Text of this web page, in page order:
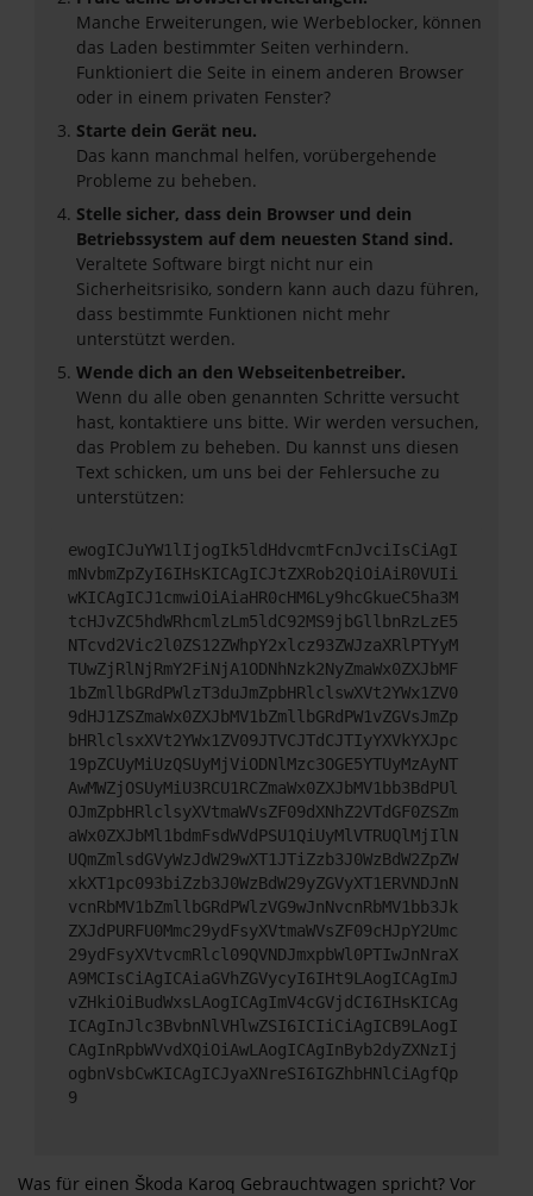
Manche Erweiterungen, wie Werbeblocker, können
das Laden bestimmter Seiten verhindern.
Funktioniert die Seite in einem anderen Browser
oder in einem privaten Fenster?
Starte dein Gerät neu.
Das kann manchmal helfen, vorübergehende
Probleme zu beheben.
Stelle sicher, dass dein Browser und dein
Betriebssystem auf dem neuesten Stand sind.
Veraltete Software birgt nicht nur ein
Sicherheitsrisiko, sondern kann auch dazu führen,
dass bestimmte Funktionen nicht mehr
unterstützt werden.
Wende dich an den Webseitenbetreiber.
Wenn du alle oben genannten Schritte versucht
hast, kontaktiere uns bitte. Wir werden versuchen,
das Problem zu beheben. Du kannst uns diesen
Text schicken, um uns bei der Fehlersuche zu
unterstützen:
ewogICJuYW1lIjogIk5ldHdvcmtFcnJvciIsCiAgI
mNvbmZpZyI6IHsKICAgICJtZXRob2QiOiAiR0VUIi
wKICAgICJ1cmwiOiAiaHR0cHM6Ly9hcGkueC5ha3M
tcHJvZC5hdWRhcmlzLm5ldC92MS9jbGllbnRzLzE5
NTcvd2Vic2l0ZS12ZWhpY2xlcz93ZWJzaXRlPTYyM
TUwZjRlNjRmY2FiNjA1ODNhNzk2NyZmaWx0ZXJbMF
1bZmllbGRdPWlzT3duJmZpbHRlclswXVt2YWx1ZV0
9dHJ1ZSZmaWx0ZXJbMV1bZmllbGRdPW1vZGVsJmZp
bHRlclsxXVt2YWx1ZV09JTVCJTdCJTIyYXVkYXJpc
19pZCUyMiUzQSUyMjViODNlMzc3OGE5YTUyMzAyNT
AwMWZjOSUyMiU3RCU1RCZmaWx0ZXJbMV1bb3BdPUl
OJmZpbHRlclsyXVtmaWVsZF09dXNhZ2VTdGF0ZSZm
aWx0ZXJbMl1bdmFsdWVdPSU1QiUyMlVTRUQlMjIlN
UQmZmlsdGVyWzJdW29wXT1JTiZzb3J0WzBdW2ZpZW
xkXT1pc093biZzb3J0WzBdW29yZGVyXT1ERVNDJnN
vcnRbMV1bZmllbGRdPWlzVG9wJnNvcnRbMV1bb3Jk
ZXJdPURFU0Mmc29ydFsyXVtmaWVsZF09cHJpY2Umc
29ydFsyXVtvcmRlcl09QVNDJmxpbWl0PTIwJnNraX
A9MCIsCiAgICAiaGVhZGVycyI6IHt9LAogICAgImJ
vZHkiOiBudWxsLAogICAgImV4cGVjdCI6IHsKICAg
ICAgInJlc3BvbnNlVHlwZSI6ICIiCiAgICB9LAogI
CAgInRpbWVvdXQiOiAwLAogICAgInByb2dyZXNzIj
ogbnVsbCwKICAgICJyaXNreSI6IGZhbHNlCiAgfQp
9
Was für einen Škoda Karoq Gebrauchtwagen spricht? Vor